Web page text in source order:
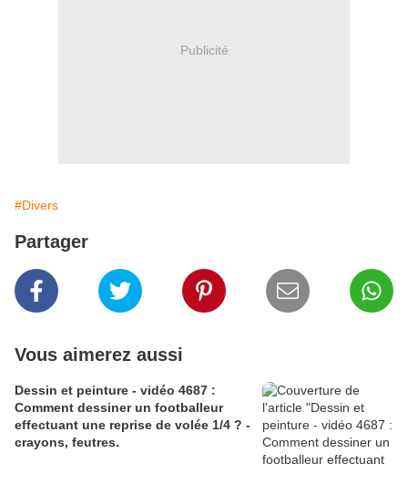
Publicité
#Divers
Partager
Vous aimerez aussi
Dessin et peinture - vidéo 4687 :
Comment dessiner un footballeur
effectuant une reprise de volée 1/4 ? -
crayons, feutres.